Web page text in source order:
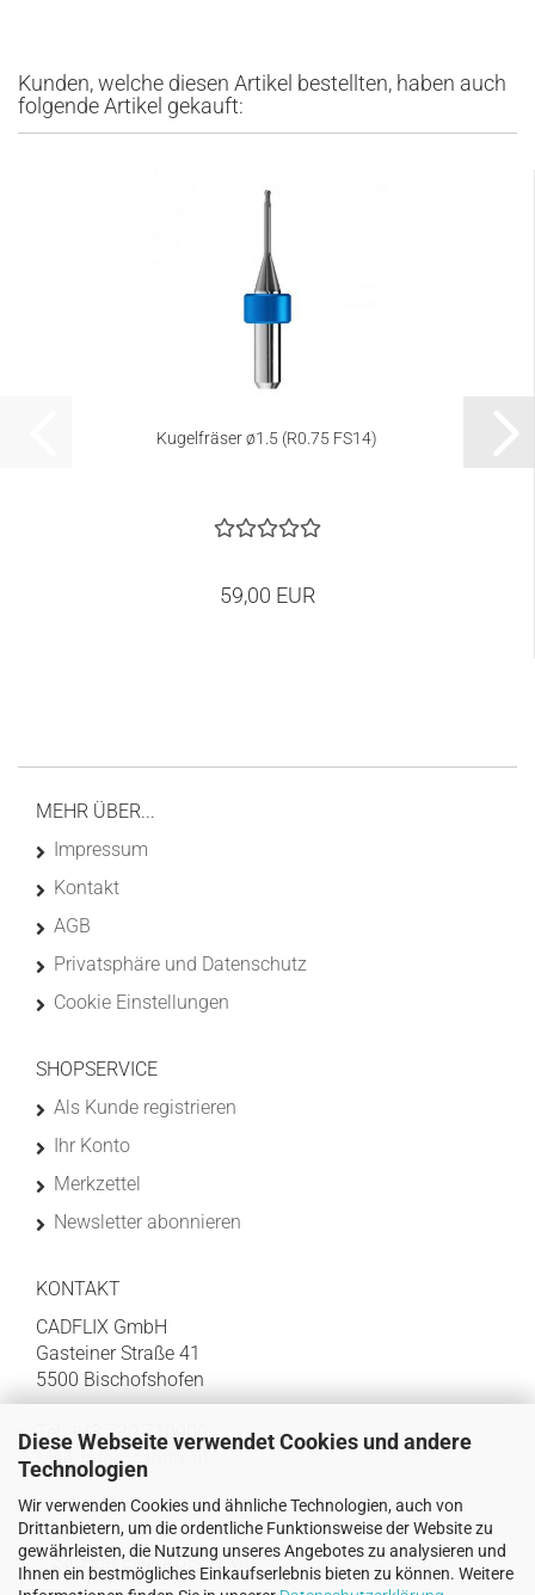
Diese Webseite verwendet Cookies und andere
Technologien
Wir verwenden Cookies und ähnliche Technologien, auch von
Drittanbietern, um die ordentliche Funktionsweise der Website zu
gewährleisten, die Nutzung unseres Angebotes zu analysieren und
Ihnen ein bestmögliches Einkaufserlebnis bieten zu können. Weitere
Kunden, welche diesen Artikel bestellten, haben auch
folgende Artikel gekauft:
Kugelfräser ø1.5 (R0.75 FS14)
59,00 EUR
MEHR ÜBER...
Impressum
Kontakt
AGB
Privatsphäre und Datenschutz
Cookie Einstellungen
SHOPSERVICE
Als Kunde registrieren
Ihr Konto
Merkzettel
Newsletter abonnieren
KONTAKT
CADFLIX GmbH
Gasteiner Straße 41
5500 Bischofshofen
Tel: +43 720 710900
Mail:
info@cadflix.at
SICHER EINKAUFEN MIT